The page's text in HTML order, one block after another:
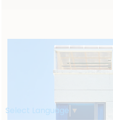
Select Language ▼